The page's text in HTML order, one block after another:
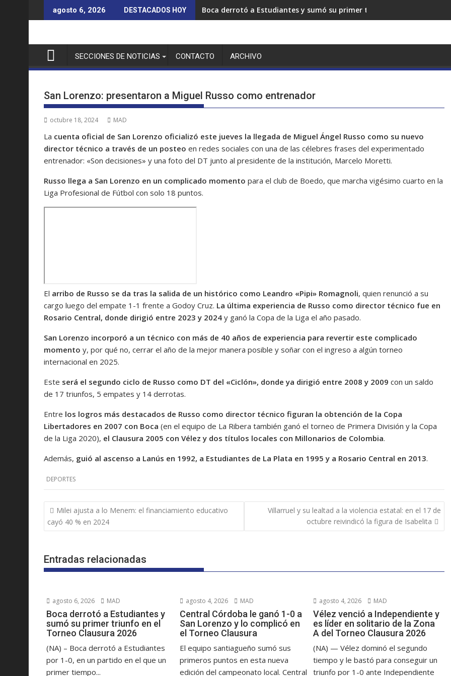
al
agosto 6, 2026 DESTACADOS HOY Boca derrotó a Estudiantes y sumó su primer triunfo en el Torneo
SECCIONES DE NOTICIAS CONTACTO ARCHIVO
San Lorenzo: presentaron a Miguel Russo como entrenador
octubre 18, 2024 MAD
La cuenta oficial de San Lorenzo oficializó este jueves la llegada de Miguel Ángel Russo como su nuevo
director técnico a través de un posteo en redes sociales con una de las célebres frases del experimentado
entrenador: «Son decisiones» y una foto del DT junto al presidente de la institución, Marcelo Moretti.
Russo llega a San Lorenzo en un complicado momento para el club de Boedo, que marcha vigésimo cuarto en la
Liga Profesional de Fútbol con solo 18 puntos.
El arribo de Russo se da tras la salida de un histórico como Leandro «Pipi» Romagnoli, quien renunció a su
cargo luego del empate 1-1 frente a Godoy Cruz. La última experiencia de Russo como director técnico fue en
Rosario Central, donde dirigió entre 2023 y 2024 y ganó la Copa de la Liga el año pasado.
San Lorenzo incorporó a un técnico con más de 40 años de experiencia para revertir este complicado
momento y, por qué no, cerrar el año de la mejor manera posible y soñar con el ingreso a algún torneo
internacional en 2025.
Este será el segundo ciclo de Russo como DT del «Ciclón», donde ya dirigió entre 2008 y 2009 con un saldo
de 17 triunfos, 5 empates y 14 derrotas.
Entre los logros más destacados de Russo como director técnico figuran la obtención de la Copa
Libertadores en 2007 con Boca (en el equipo de La Ribera también ganó el torneo de Primera División y la Copa
de la Liga 2020), el Clausura 2005 con Vélez y dos títulos locales con Millonarios de Colombia.
Además, guió al ascenso a Lanús en 1992, a Estudiantes de La Plata en 1995 y a Rosario Central en 2013.
DEPORTES
Navegación
de
entradas
Milei ajusta a lo Menem: el financiamiento educativo
cayó 40 % en 2024
Villarruel y su lealtad a la violencia estatal: en el 17 de
octubre reivindicó la figura de Isabelita
Entradas relacionadas
agosto 6, 2026 MAD
Boca derrotó a Estudiantes y
sumó su primer triunfo en el
Torneo Clausura 2026
(NA) – Boca derrotó a Estudiantes
por 1-0, en un partido en el que un
primer tiempo...
agosto 4, 2026 MAD
Central Córdoba le ganó 1-0 a
San Lorenzo y lo complicó en
el Torneo Clausura
El equipo santiagueño sumó sus
primeros puntos en esta nueva
edición del campeonato local. Central
agosto 4, 2026 MAD
Vélez venció a Independiente y
es líder en solitario de la Zona
A del Torneo Clausura 2026
(NA) — Vélez dominó el segundo
tiempo y le bastó para conseguir un
triunfo por 1-0 ante Independiente